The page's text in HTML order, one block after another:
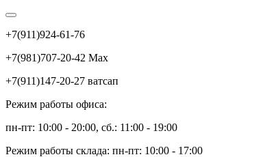
+7(911)924-61-76
+7(981)707-20-42 Max
+7(911)147-20-27 ватсап
Режим работы офиса:
пн-пт: 10:00 - 20:00, сб.: 11:00 - 19:00
Режим работы склада: пн-пт: 10:00 - 17:00